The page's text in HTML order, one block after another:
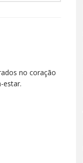
no coração
estar.